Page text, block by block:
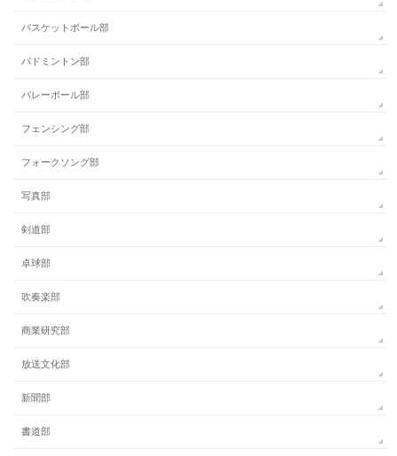
バスケットボール部
バドミントン部
バレーボール部
フェンシング部
フォークソング部
写真部
剣道部
卓球部
吹奏楽部
商業研究部
放送文化部
新聞部
書道部